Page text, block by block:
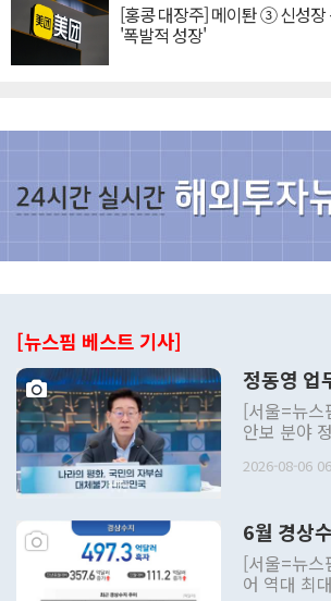
[홍콩 대장주] 메이퇀 ③ 신성장
'폭발적 성장'
[뉴스핌 베스트 기사]
정동영 업
[서울=뉴스
안보 분야
발언 중에
주의적 희
관의 대북
관 부처 장
2026-08-06
6월 경상
[서울=뉴스
어 역대 최